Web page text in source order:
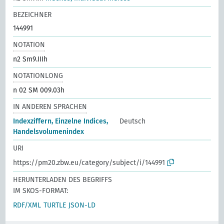
BEZEICHNER
144991
NOTATION
n2 Sm9.IIIh
NOTATIONLONG
n 02 SM 009.03h
IN ANDEREN SPRACHEN
Indexziffern, Einzelne Indices,
Handelsvolumenindex
Deutsch
URI
https://pm20.zbw.eu/category/subject/i/144991
HERUNTERLADEN DES BEGRIFFS
IM SKOS-FORMAT:
RDF/XML TURTLE JSON-LD